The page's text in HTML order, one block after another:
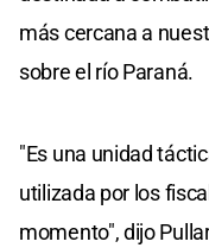
más cercana a
sobre el río Paraná.
"Es una unidad
utilizada por los
momento", dijo